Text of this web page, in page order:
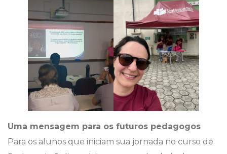
Uma mensagem para os futuros pedagogos
Para os alunos que iniciam sua jornada no curso de